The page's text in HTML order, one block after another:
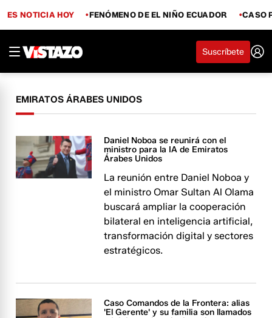
ES NOTICIA HOY FENÓMENO DE EL NIÑO ECUADOR CASO
Suscríbete
EMIRATOS ÁRABES UNIDOS
Daniel Noboa se reunirá con el
ministro para la IA de Emiratos
Árabes Unidos
La reunión entre Daniel Noboa y
el ministro Omar Sultan Al Olama
buscará ampliar la cooperación
bilateral en inteligencia artificial,
transformación digital y sectores
estratégicos.
Caso Comandos de la Frontera: alias
'El Gerente' y su familia son llamados